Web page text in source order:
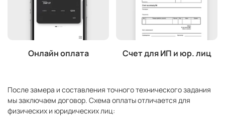
Онлайн оплата Счет для ИП и юр. лиц
После замера и составления точного технического задания
мы заключаем договор. Схема оплаты отличается для
физических и юридических лиц: